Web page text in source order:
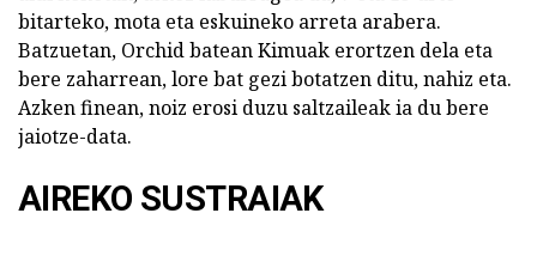
bitarteko, mota eta eskuineko arreta arabera.
Batzuetan, Orchid batean Kimuak erortzen dela eta
bere zaharrean, lore bat gezi botatzen ditu, nahiz eta.
Azken finean, noiz erosi duzu saltzaileak ia du bere
jaiotze-data.
AIREKO SUSTRAIAK